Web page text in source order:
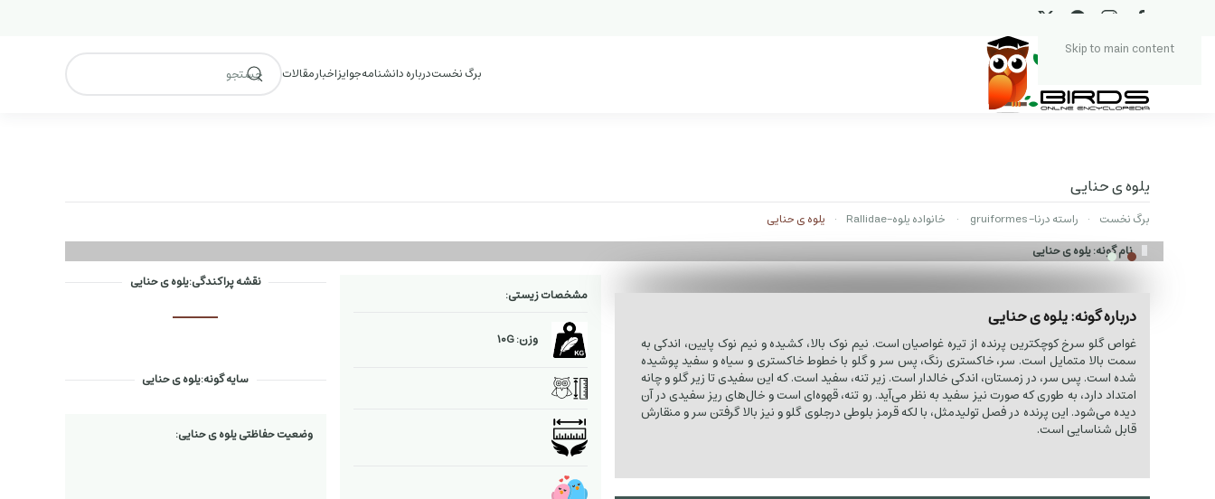
Skip to main content
برگ نخستدرباره دانشنامهجوایزاخبارمقالات
یلوه ی حنایی
برگ نخست راسته درنا- gruiformes خانواده یلوه‌-Rallidae
یلوه ی حنایی
نام گونه: یلوه ی حنایی
درباره گونه: یلوه ی حنایی
غواص گلو سرخ کوچکترین پرنده از تیره غواصیان است. نیم نوک بالا، کشیده و نیم نوک پایین، اندکی به
سمت بالا متمایل است. سر، خاکستری رنگ، پس سر و گلو با خطوط خاکستری و سیاه و سفید پوشیده
شده است. پس سر، در زمستان، اندکی خالدار است. زیر تنه، سفید است. که این سفیدی تا زیر گلو و چانه
امتداد دارد، به طوری که صورت نیز سفید به نظر می‌آید. رو تنه، قهوه‌ای است و خال‌های ریز سفیدی در آن
دیده می‌شود. این پرنده در فصل تولیدمثل، با لکه قرمز بلوطی درجلوی گلو و نیز بالا گرفتن سر و منقارش
قابل شناسایی است.
مشخصات زیستی:
وزن: 10G
نقشه پراکندگی:یلوه ی حنایی
سایه گونه:یلوه ی حنایی
وضعیت حفاظتی یلوه ی حنایی: